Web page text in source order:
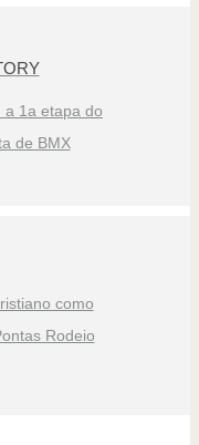
a 1a etapa do
de BMX
como
Rodeio